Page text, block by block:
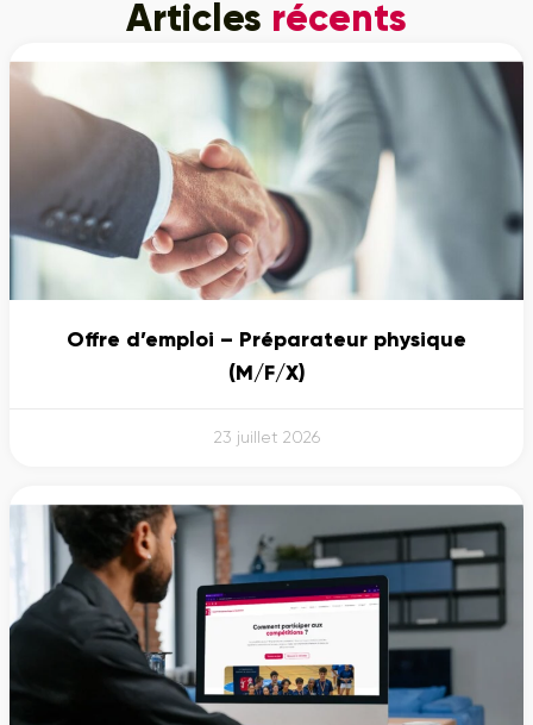
Articles récents
Offre d’emploi – Préparateur physique
(M/F/X)
23 juillet 2026